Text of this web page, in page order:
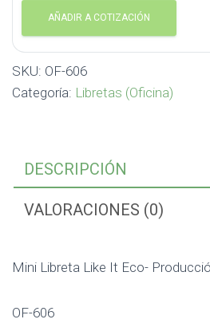
AÑADIR A COTIZACIÓN
SKU: OF-606
Categoría: Libretas (Oficina)
DESCRIPCIÓN
VALORACIONES (0)
Mini Libreta Like It Eco-
OF-606